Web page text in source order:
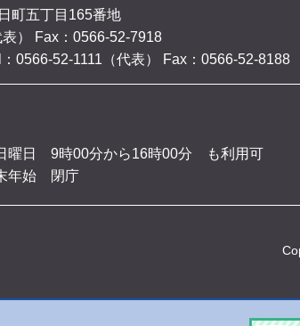
町五丁目165番地
）
Fax：0566-52-7918
0566-52-1111（代表） Fax：0566-52-8188
曜日 9時00分から16時00分 も利用可
年始 閉庁